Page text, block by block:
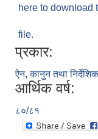
here to download
file.
प्रकार:
ऐन, कानुन तथा
आर्थिक वर्ष:
८०/८१